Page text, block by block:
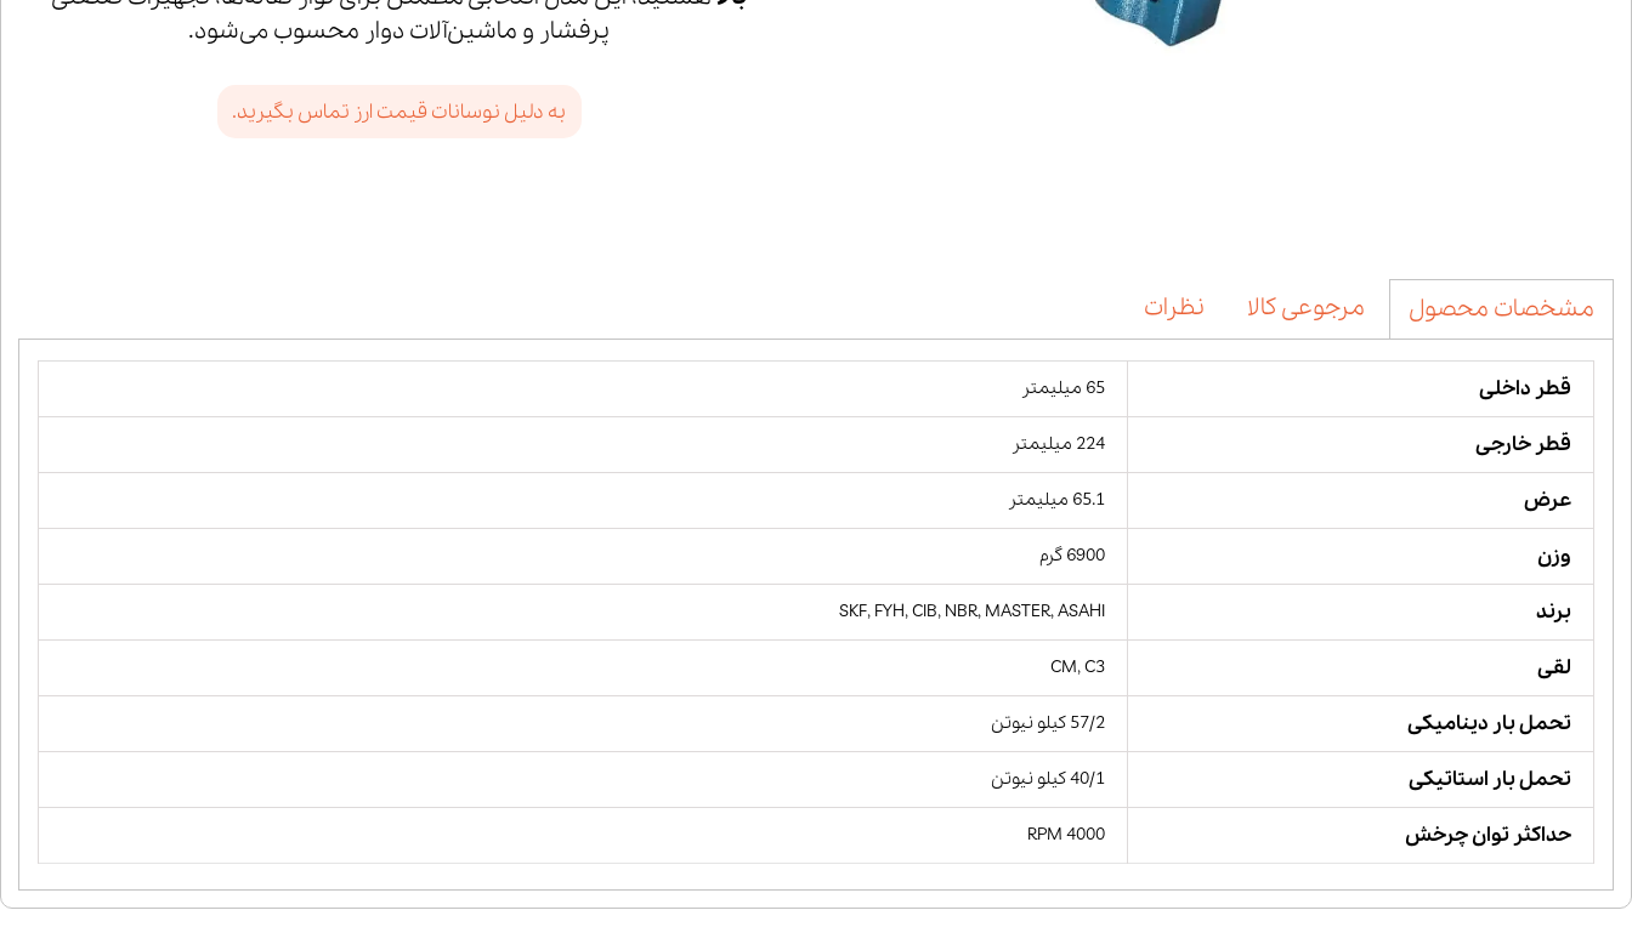
پرفشار و ماشین‌آلات دوار محسوب می‌شود.
به دلیل نوسانات قیمت ارز تماس بگیرید.
مشخصات محصول مرجوعی کالا نظرات
قطر داخلی 65 میلیمتر
قطر خارجی 224 میلیمتر
عرض 65.1 میلیمتر
وزن 6900 گرم
برند SKF, FYH, CIB, NBR, MASTER, ASAHI
لقی CM, C3
تحمل بار دینامیکی 57/2 کیلو نیوتن
تحمل بار استاتیکی 40/1 کیلو نیوتن
حداکثر توان چرخش 4000 RPM